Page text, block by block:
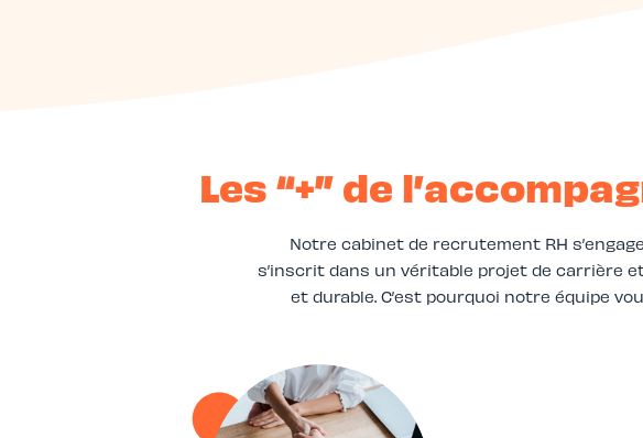
Les “+” de
Notre cabinet de recrutement RH
s’inscrit dans un véritable projet de carrière
et durable. C’est pourquoi notre équipe